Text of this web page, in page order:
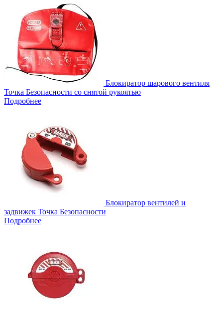
Блокиратор шарового вентиля
Точка Безопасности со снятой рукоятью
Подробнее
Блокиратор вентилей и
задвижек Точка Безопасности
Подробнее